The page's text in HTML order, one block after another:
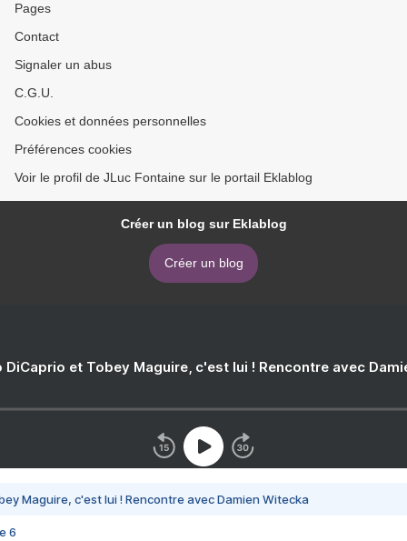
Pages
Contact
Signaler un abus
C.G.U.
Cookies et données personnelles
Préférences cookies
Voir le profil de JLuc Fontaine sur le portail Eklablog
Créer un blog sur Eklablog
Créer un blog
DiCaprio et Tobey Maguire, c'est lui ! Rencontre avec
Maguire, c'est lui ! Rencontre avec Damien Witecka
6